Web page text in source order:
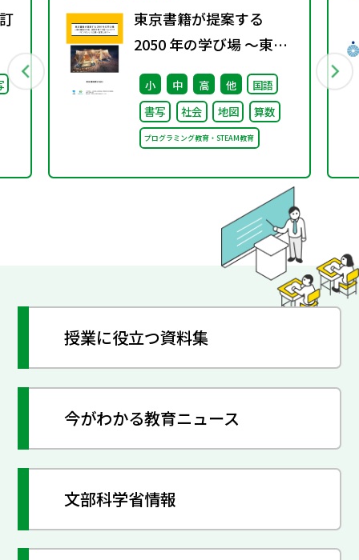
東京書籍が提案する
2050 年の学び場 ～東京
書籍は大阪・関西万博
「大阪ヘルスケア パビリ
オン」に出展・協賛しま
す～
小 中 高 他
国語
書写
社会 地図 算数
プログラミング教育・STEAM教育
授業に役立つ資料集
今がわかる教育ニュース
文部科学省情報